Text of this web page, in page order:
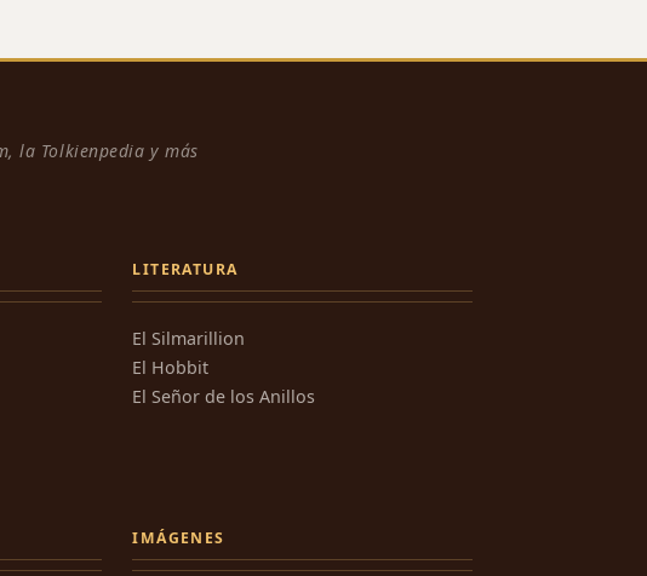
la Tolkienpedia y más
LITERATURA
El Silmarillion
El Hobbit
El Señor de los Anillos
IMÁGENES